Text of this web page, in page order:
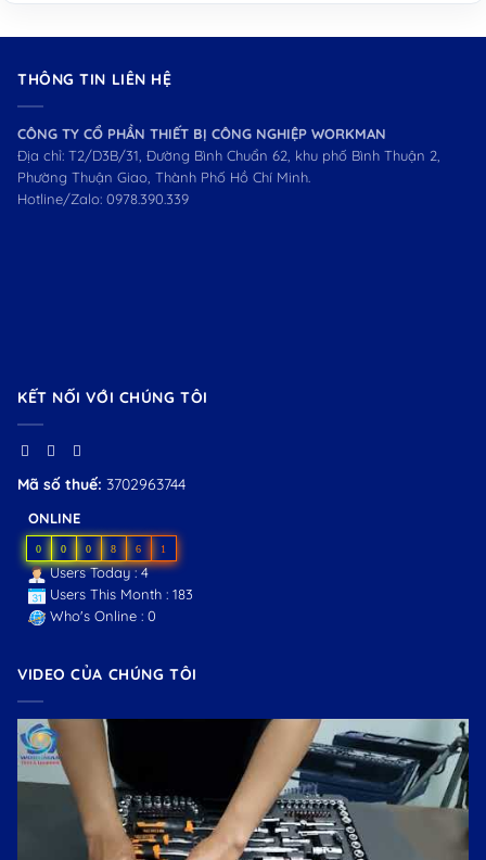
THÔNG TIN LIÊN HỆ
CÔNG TY CỔ PHẦN THIẾT BỊ CÔNG NGHIỆP WORKMAN
Địa chỉ: T2/D3B/31, Đường Bình Chuẩn 62, khu phố Bình Thuận 2,
Phường Thuận Giao, Thành Phố Hồ Chí Minh.
Hotline/Zalo: 0978.390.339
KẾT NỐI VỚI CHÚNG TÔI
Mã số thuế: 3702963744
ONLINE
0 0 0 8 6 1
Users Today : 4
Users This Month : 183
Who's Online : 0
VIDEO CỦA CHÚNG TÔI